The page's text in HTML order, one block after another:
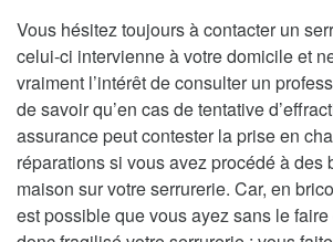
Vous hésitez toujours à contacter un
celui-ci intervienne à votre domicile et
vraiment l’intérêt de consulter un
de savoir qu’en cas de tentative
assurance peut contester la prise en
réparations si vous avez procédé à des
maison sur votre serrurerie. Car, en
est possible que vous ayez sans le